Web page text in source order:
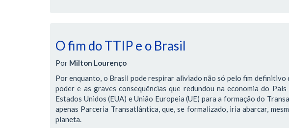
O fim do TTIP e o Brasil
Por Milton Lourenço
Por enquanto, o Brasil pode respirar aliviado não só pelo fim definitivo
poder e as graves consequências que redundou na economia do
Estados Unidos (EUA) e União Europeia (UE) para a formação do
apenas Parceria Transatlântica, que, se formalizado, iria abarcar,
planeta.